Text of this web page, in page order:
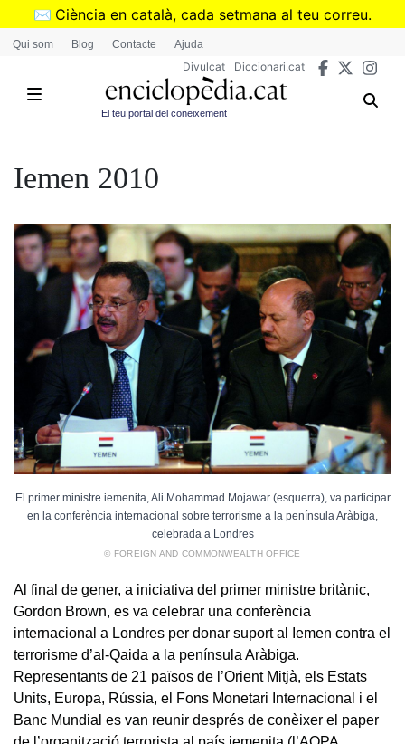
Vés
✉️ Ciència en català, cada setmana al teu correu.
➜Subscriu-te al butlletí de Divulcat
Qui som Blog Contacte Ajuda
Divulcat Diccionari.cat
El teu portal del coneixement
Iemen 2010
El primer ministre iemenita, Ali Mohammad Mojawar (esquerra), va participar
en la conferència internacional sobre terrorisme a la península Aràbiga,
celebrada a Londres
© FOREIGN AND COMMONWEALTH OFFICE
Al final de gener, a iniciativa del primer ministre britànic,
Gordon Brown, es va celebrar una conferència
internacional a Londres per donar suport al Iemen contra el
terrorisme d’al-Qaida a la península Aràbiga.
Representants de 21 països de l’Orient Mitjà, els Estats
Units, Europa, Rússia, el Fons Monetari Internacional i el
Banc Mundial es van reunir després de conèixer el paper